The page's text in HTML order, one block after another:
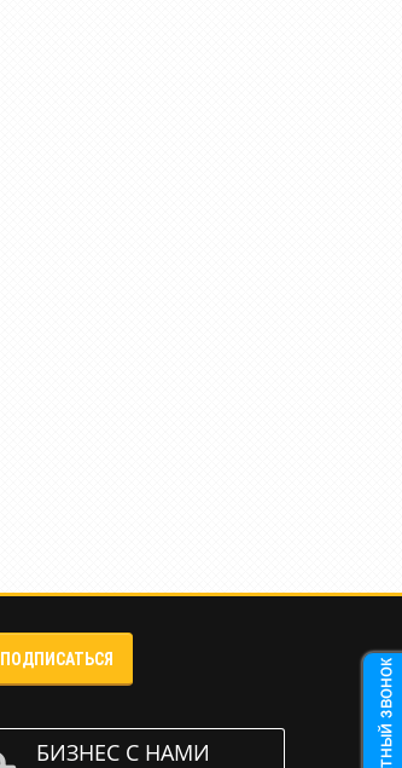
ПОДПИСАТЬСЯ
БИЗНЕС С НАМИ